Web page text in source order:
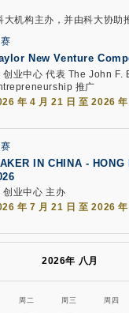
机构主办，并由科大协助
New Venture
创业中心 代表 The John F.
推广
年 4 月 21 日 至 2026
IN CHINA - HONG
创业中心 主办
年 7 月 21 日 至 2026
2026年 八月
周二 周三 周四